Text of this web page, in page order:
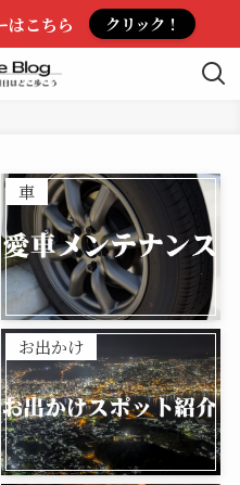
はこちら クリック！
車
お出かけ